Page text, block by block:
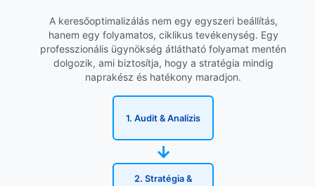
A keresőoptimalizálás nem egy egyszeri beállítás,
hanem egy folyamatos, ciklikus tevékenység. Egy
professzionális ügynökség átlátható folyamat mentén
dolgozik, ami biztosítja, hogy a stratégia mindig
naprakész és hatékony maradjon.
1. Audit & Analízis
→
2. Stratégia &